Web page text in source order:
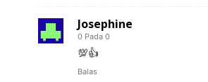
Josephine
0 Pada 0
💯👍
Balas